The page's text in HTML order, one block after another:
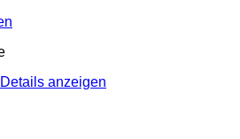
Details anzeigen